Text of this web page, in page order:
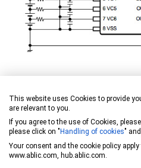
主要特点
配置简单，可实现独立
能
This website uses Cookies to provide
are relevant to you.
If you agree to the use of Cookies,
please click on " Handling of cookies"
Your consent and the cookie policy
www.ablic.com, hub.ablic.com.